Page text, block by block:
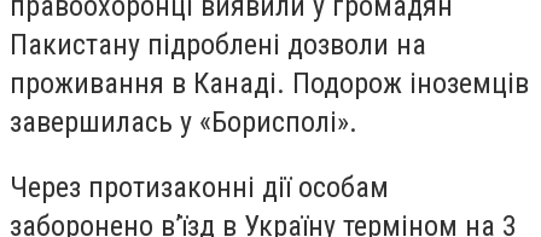
Пакистану підроблені дозволи на
проживання в Канаді. Подорож іноземців
завершилась у «Борисполі».
Через протизаконні дії особам
заборонено в’їзд в Україну терміном на 3